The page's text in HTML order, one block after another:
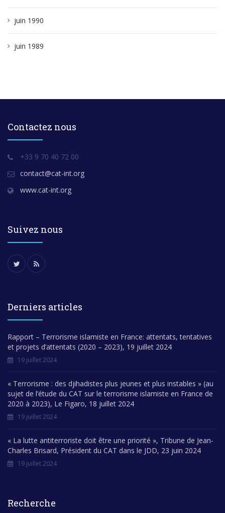
juin 1990
juin 1989
Contactez nous
+33 9 70 40 72 00
contact@cat-int.org
www.cat-int.org
Suivez nous
Derniers articles
Rapport – Terrorisme islamiste en France: attentats, tentatives
et projets d’attentats (2020 – 2023), 19 juillet 2024
19 juillet 2024
« Terrorisme : des djihadistes plus jeunes et plus instables » (au
sujet de l’étude du CAT sur le terrorisme islamiste en France de
2020 à 2023), Le Figaro, 18 juillet 2024
19 juillet 2024
« La lutte antiterroriste doit être une priorité », Tribune de Jean-
Charles Brisard, Président du CAT dans le JDD, 23 juin 2024
19 juillet 2024
Recherche